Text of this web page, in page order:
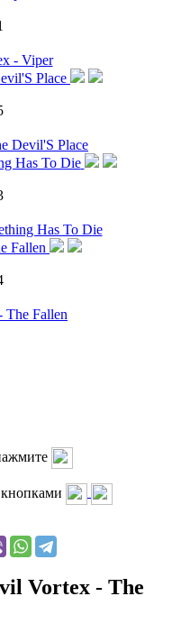
- Viper
Devil'S Place
Has To Die
The Fallen
Vortex - The